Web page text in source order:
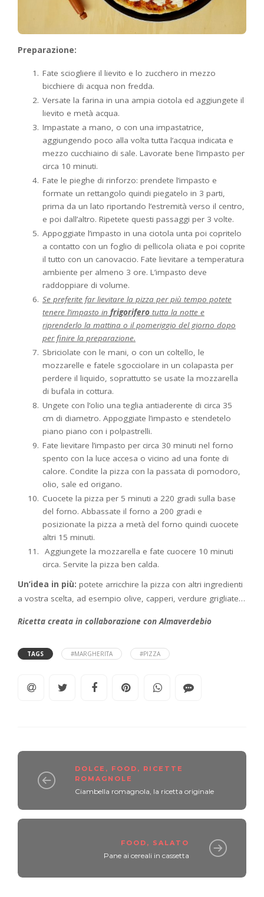
Preparazione:
Fate sciogliere il lievito e lo zucchero in mezzo
bicchiere di acqua non fredda.
Versate la farina in una ampia ciotola ed aggiungete il
lievito e metà acqua.
Impastate a mano, o con una impastatrice,
aggiungendo poco alla volta tutta l’acqua indicata e
mezzo cucchiaino di sale. Lavorate bene l’impasto per
circa 10 minuti.
Fate le pieghe di rinforzo: prendete l’impasto e
formate un rettangolo quindi piegatelo in 3 parti,
prima da un lato riportando l’estremità verso il centro,
e poi dall’altro. Ripetete questi passaggi per 3 volte.
Appoggiate l’impasto in una ciotola unta poi copritelo
a contatto con un foglio di pellicola oliata e poi coprite
il tutto con un canovaccio. Fate lievitare a temperatura
ambiente per almeno 3 ore. L’impasto deve
raddoppiare di volume.
Se preferite far lievitare la pizza per più tempo potete
tenere l’impasto in frigorifero tutta la notte e
riprenderlo la mattina o il pomeriggio del giorno dopo
per finire la preparazione.
Sbriciolate con le mani, o con un coltello, le
mozzarelle e fatele sgocciolare in un colapasta per
perdere il liquido, soprattutto se usate la mozzarella
di bufala in cottura.
Ungete con l’olio una teglia antiaderente di circa 35
cm di diametro. Appoggiate l’impasto e stendetelo
piano piano con i polpastrelli.
Fate lievitare l’impasto per circa 30 minuti nel forno
spento con la luce accesa o vicino ad una fonte di
calore. Condite la pizza con la passata di pomodoro,
olio, sale ed origano.
Cuocete la pizza per 5 minuti a 220 gradi sulla base
del forno. Abbassate il forno a 200 gradi e
posizionate la pizza a metà del forno quindi cuocete
altri 15 minuti.
Aggiungete la mozzarella e fate cuocere 10 minuti
circa. Servite la pizza ben calda.
Un’idea in più: potete arricchire la pizza con altri ingredienti
a vostra scelta, ad esempio olive, capperi, verdure grigliate…
Ricetta creata in collaborazione con Almaverdebio
TAGS #MARGHERITA #PIZZA
DOLCE , FOOD , RICETTE
ROMAGNOLE
Ciambella romagnola, la ricetta originale
FOOD , SALATO
Pane ai cereali in cassetta